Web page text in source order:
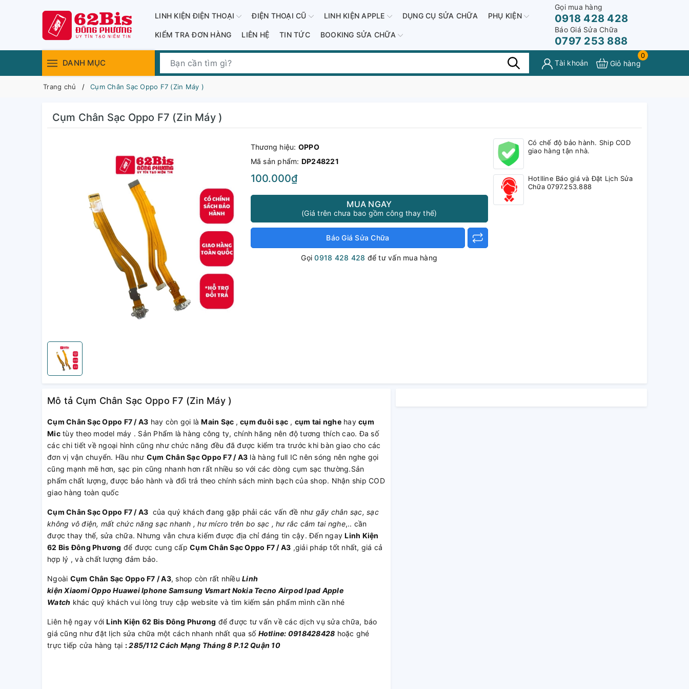
LINH KIỆN ĐIỆN THOẠI ĐIỆN THOẠI CŨ LINH KIỆN APPLE DỤNG CỤ SỬA CHỮA PHỤ KIỆN
KIỂM TRA ĐƠN HÀNG LIÊN HỆ TIN TỨC BOOKING SỬA CHỮA
Gọi mua hàng
0918 428 428
Báo Giá Sửa Chữa
0797 253 888
DANH MỤC Tài khoản
0
Giỏ hàng
Trang chủ Cụm Chân Sạc Oppo F7 (Zin Máy )
Cụm Chân Sạc Oppo F7 (Zin Máy )
Thương hiệu: OPPO
Mã sản phẩm: DP248221
100.000₫
MUA NGAY
(Giá trên chưa bao gồm công thay thế)
Báo Giá Sửa Chữa
Gọi0918 428 428 để tư vấn mua hàng
Có chế độ bảo hành. Ship COD
giao hàng tận nhà.
Hotlline Báo giá và Đặt Lịch Sửa
Chữa 0797.253.888
Mô tả Cụm Chân Sạc Oppo F7 (Zin Máy )
Cụm Chân Sạc Oppo F7 / A3 hay còn gọi làMain Sạc , cụm đuôi sạc , cụm tai nghehay cụm
Mictùy theo model máy . Sản Phẩm là hàng công ty, chính hãng nên độ tương thích cao. Đa số
các chi tiết về ngoại hình cũng như chức năng đều đã được kiểm tra trước khi bàn giao cho các
đơn vị vận chuyển. Hầu như Cụm Chân Sạc Oppo F7 / A3 là hàng full IC nên sóng nên nghe gọi
cũng mạnh mẽ hơn, sạc pin cũng nhanh hơn rất nhiều so với các dòng cụm sạc thường.Sản
phẩm chất lượng, được bảo hành và đổi trả theo chính sách minh bạch của shop. Nhận ship COD
giao hàng toàn quốc
Cụm Chân Sạc Oppo F7 / A3 của quý khách đang gặp phải các vấn đề như gãy chân sạc, sạc
không vô điện, mất chức năng sạc nhanh , hư mícro trên bo sạc , hư rắc cắm tai nghe,.. cần
được thay thế, sửa chữa. Nhưng vẫn chưa kiếm được địa chỉ đáng tin cậy. Đến ngayLinh Kiện
62 Bis Đông Phương để được cung cấp Cụm Chân Sạc Oppo F7 / A3 ,giải pháp tốt nhất, giá cả
hợp lý , và chất lượng đảm bảo.
Ngoài Cụm Chân Sạc Oppo F7 / A3, shop còn rất nhiều Linh
kiệnXiaomi Oppo HuaweiIphone Samsung Vsmart Nokia Tecno AirpodIpad Apple
Watch khác quý khách vui lòng truy cập website và tìm kiếm sản phẩm mình cần nhé
Liên hệ ngay vớiLinh Kiện 62 Bis Đông Phương để được tư vấn về các dịch vụ sửa chữa, báo
giá cũng như đặt lịch sửa chữa một cách nhanh nhất qua số Hotline: 0918428428 hoặc ghé
trực tiếp cửa hàng tại :285/112 Cách Mạng Tháng 8 P.12 Quận 10